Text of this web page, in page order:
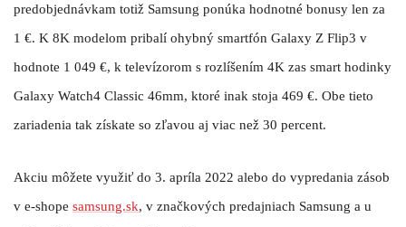
predobjednávkam totiž Samsung ponúka hodnotné bonusy len za
1 €. K 8K modelom pribalí ohybný smartfón Galaxy Z Flip3 v
hodnote 1 049 €, k televízorom s rozlíšením 4K zas smart hodinky
Galaxy Watch4 Classic 46mm, ktoré inak stoja 469 €. Obe tieto
zariadenia tak získate so zľavou aj viac než 30 percent.
Akciu môžete využiť do 3. apríla 2022 alebo do vypredania zásob
v e-shope samsung.sk, v značkových predajniach Samsung a u